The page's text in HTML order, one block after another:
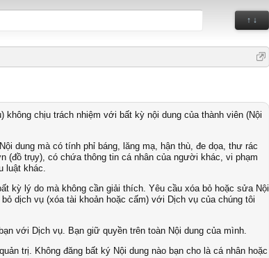
↑ ↓
chịu trách nhiệm với bất kỳ nội dung của thành viên (Nội
dung mà có tính phỉ báng, lăng mạ, hận thù, đe dọa, thư rác
(đồ trụy), có chứa thông tin cá nhân của người khác, vi phạm
luật khác.
kỳ lý do mà không cần giải thích. Yêu cầu xóa bỏ hoặc sửa Nội
dịch vụ (xóa tài khoản hoặc cấm) với Dịch vụ của chúng tôi
với Dịch vụ. Bạn giữ quyền trên toàn Nội dung của mình.
trị. Không đăng bất ký Nội dung nào bạn cho là cá nhân hoặc